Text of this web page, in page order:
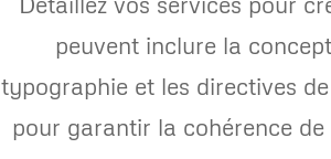
peuvent inclure la
typographie et les directives
pour garantir la cohérence